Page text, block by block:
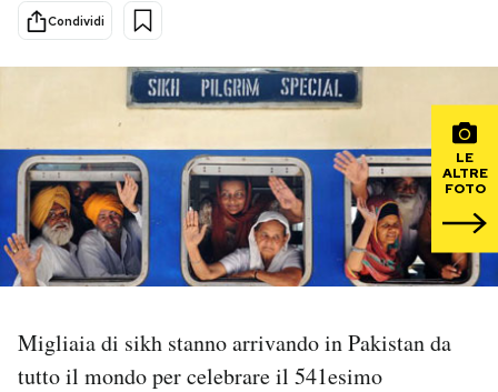
Scienza
Economia
Altrecose
PODCAST
I MIEI PREFERITI
Condividi
LE
ALTRE
FOTO
Migliaia di sikh stanno arrivando in Pakistan da
tutto il mondo per celebrare il 541esimo